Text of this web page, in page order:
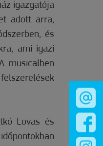
igazgatója
adott arra,
és
ami igazi
musicalben
Lovas és